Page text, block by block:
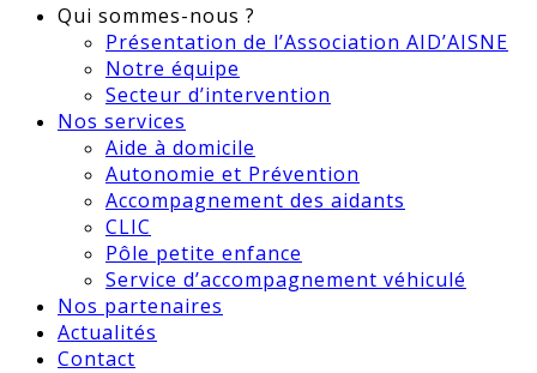
Qui sommes-nous ?
Présentation de l’Association AID’AISNE
Notre équipe
Secteur d’intervention
Nos services
Aide à domicile
Autonomie et Prévention
Accompagnement des aidants
CLIC
Pôle petite enfance
Service d’accompagnement véhiculé
Nos partenaires
Actualités
Contact